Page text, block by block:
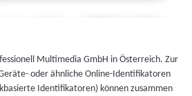
Multimedia GmbH in Österreich. Zur
oder ähnliche Online-Identifikatoren
Identifikatoren) können zusammen